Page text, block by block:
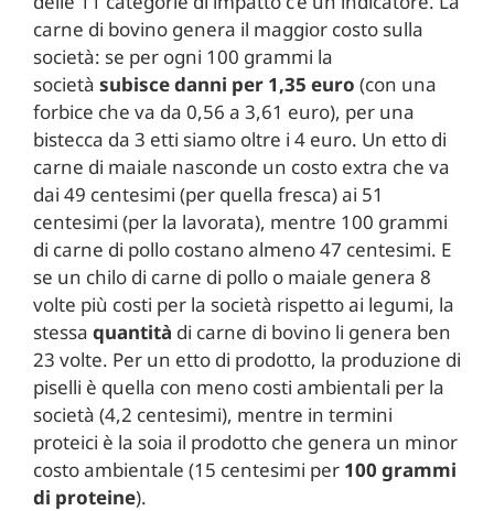
carne di bovino genera il maggior costo sulla
società: se per ogni 100 grammi la
società subisce danni per 1,35 euro (con una
forbice che va da 0,56 a 3,61 euro), per una
bistecca da 3 etti siamo oltre i 4 euro. Un etto di
carne di maiale nasconde un costo extra che va
dai 49 centesimi (per quella fresca) ai 51
centesimi (per la lavorata), mentre 100 grammi
di carne di pollo costano almeno 47 centesimi. E
se un chilo di carne di pollo o maiale genera 8
volte più costi per la società rispetto ai legumi, la
stessa quantità di carne di bovino li genera ben
23 volte. Per un etto di prodotto, la produzione di
piselli è quella con meno costi ambientali per la
società (4,2 centesimi), mentre in termini
proteici è la soia il prodotto che genera un minor
costo ambientale (15 centesimi per100 grammi
di proteine).